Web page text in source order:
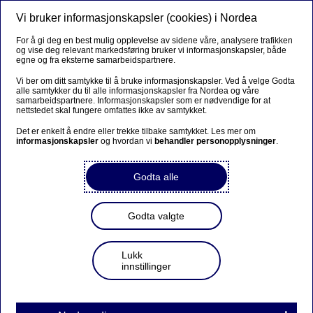
- Denne sparekontoen
bestemte jeg meg for raskt
Ingunn Fjørtoft var aldri i tvil om hvilken sparekonto som
er best for henne. For når du skal leve et godt og langt
pensjonsliv er både avkastning og fleksibilitet viktig.
Vi bruker informasjonskapsler (cookies) i Nordea
For å gi deg en best mulig opplevelse av sidene våre, analysere trafikken
og vise deg relevant markedsføring bruker vi informasjonskapsler, både
egne og fra eksterne samarbeidspartnere.
Vi ber om ditt samtykke til å bruke informasjonskapsler. Ved å velge Godta
alle samtykker du til alle informasjonskapsler fra Nordea og våre
samarbeidspartnere. Informasjonskapsler som er nødvendige for at
nettstedet skal fungere omfattes ikke av samtykket.
Det er enkelt å endre eller trekke tilbake samtykket. Les mer om
informasjonskapsler og hvordan vi behandler personopplysninger.
Godta alle
Godta valgte
Lukk
innstillinger